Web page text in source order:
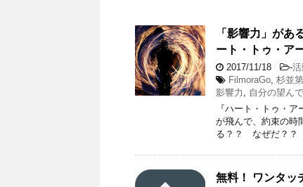
「影響力」が
ート・トゥ・ア
2017/11/18 -
FilmoraGo, 杉並
影響力 , 自分の望ん
『ハート・トゥ・
が飛んで、約束の時
る？？ なぜだ？
無料！ ワンタ